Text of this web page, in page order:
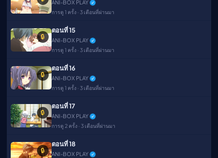
ANI-BOX PLAY
การดู 1 ครั้ง · 3 เดือนที่ผ่านมา
🔒
ตอนที่ 15
ANI-BOX PLAY
การดู 1 ครั้ง · 3 เดือนที่ผ่านมา
🔒
ตอนที่ 16
ANI-BOX PLAY
การดู 1 ครั้ง · 3 เดือนที่ผ่านมา
🔒
ตอนที่ 17
ANI-BOX PLAY
การดู 2 ครั้ง · 3 เดือนที่ผ่านมา
🔒
ตอนที่ 18
ANI-BOX PLAY